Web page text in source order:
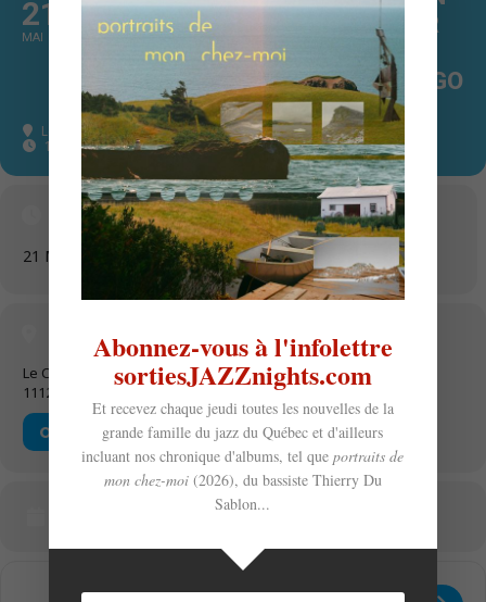
21
MAI
+21H (AVEC GENEVIÈVE GAUTHIER
MALIKA TIROLIEN ANTONIN
BOURGAULT SEAN BURKE SANTIAGO
FERRER)
Le Cabaret Jazz L'Entracte, 1112 Ste-Catherine O
18 h 00 min - 23 h 59 min (GMT+00:00)
Time
21 Mai 2026 18 h 00 min-23 h 59 min (GMT+00:00)
Location
Le Cabaret Jazz L'Entracte
1112 Ste-Catherine O
OTHER EVENTS
Get
Address - Kulusé Souriant lance
Destination Address - Kulusé
Abonnez-vous à l'infolettre
sortiesJAZZnights.com
Et recevez chaque jeudi toutes les nouvelles de la
grande famille du jazz du Québec et d'ailleurs
incluant nos chronique d'albums, tel queportraits de
mon chez-moi (2026), du bassiste Thierry Du
Sablon...